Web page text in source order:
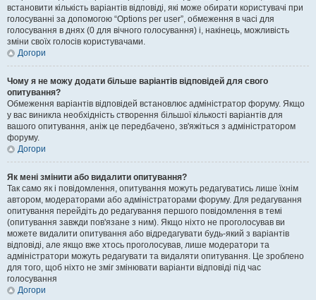
встановити кількість варіантів відповіді, які може обирати користувачі при
голосуванні за допомогою “Options per user”, обмеження в часі для
голосування в днях (0 для вічного голосування) і, накінець, можливість
зміни своїх голосів користувачами.
Догори
Чому я не можу додати більше варіантів відповідей для свого
опитування?
Обмеження варіантів відповідей встановлює адміністратор форуму. Якщо
у вас виникла необхідність створення більшої кількості варіантів для
вашого опитування, аніж це передбачено, зв'яжіться з адміністратором
форуму.
Догори
Як мені змінити або видалити опитування?
Так само як і повідомлення, опитування можуть редагуватись лише їхнім
автором, модераторами або адміністраторами форуму. Для редагування
опитування перейдіть до редагування першого повідомлення в темі
(опитування завжди пов'язане з ним). Якщо ніхто не проголосував ви
можете видалити опитування або відредагувати будь-який з варіантів
відповіді, але якщо вже хтось проголосував, лише модератори та
адміністратори можуть редагувати та видаляти опитування. Це зроблено
для того, щоб ніхто не зміг змінювати варіанти відповіді під час
голосування
Догори